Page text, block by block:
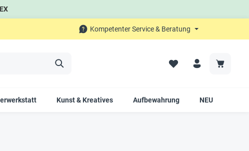
Kompetenter Service & Beratung
Kunst & Kreatives Aufbewahrung NEU